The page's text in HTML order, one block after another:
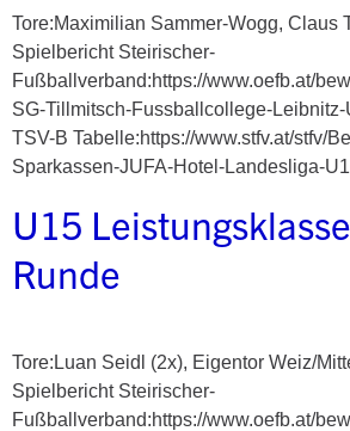
Tore:Maximilian Sammer-Wogg, Claus
Spielbericht Steirischer-
Fußballverband:https://www.oefb.at/
SG-Tillmitsch-Fussballcollege-
TSV-B Tabelle:https://www.stfv.at/stfv/
Sparkassen-JUFA-Hotel-Landesliga-
U15
Runde
Tore:Luan Seidl (2x), Eigentor Weiz/
Spielbericht Steirischer-
Fußballverband:https://www.oefb.at/